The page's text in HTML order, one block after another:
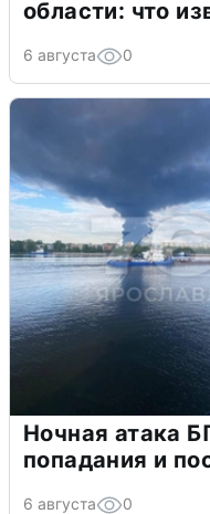
области: что
6 августа 0
Ночная атака
попадания и
6 августа 0